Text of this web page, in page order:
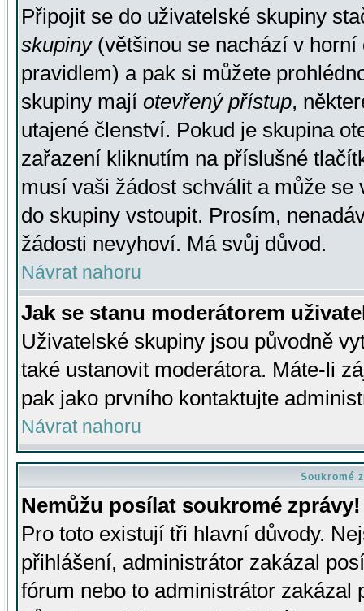
Připojit se do uživatelské skupiny
skupiny(většinou se nachází v horní
pravidlem) a pak si můžete
skupiny mají otevřený přístup,
utajené členství. Pokud je skupina
zařazení kliknutím na příslušné
musí vaši žádost schválit a může se
do skupiny vstoupit. Prosím,
žádosti nevyhoví. Má svůj důvod.
Návrat nahoru
Jak se stanu moderátorem
Uživatelské skupiny jsou původně
také ustanovit moderátora. Máte-li
pak jako prvního kontaktujte
Návrat nahoru
Soukromé
Nemůžu posílat soukromé zprávy!
Pro toto existují tři hlavní důvody.
přihlášení, administrátor zakázal
fórum nebo to administrátor zakázal